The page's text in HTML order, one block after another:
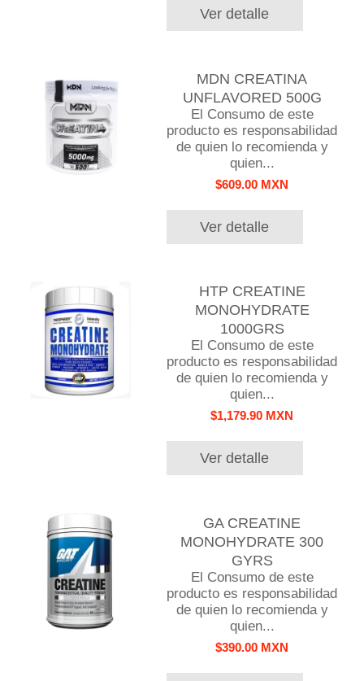
Ver detalle
MDN CREATINA
UNFLAVORED 500G
El Consumo de este
producto es responsabilidad
de quien lo recomienda y
quien...
$609.00 MXN
Ver detalle
HTP CREATINE
MONOHYDRATE
1000GRS
El Consumo de este
producto es responsabilidad
de quien lo recomienda y
quien...
$1,179.90 MXN
Ver detalle
GA CREATINE
MONOHYDRATE 300
GYRS
El Consumo de este
producto es responsabilidad
de quien lo recomienda y
quien...
$390.00 MXN